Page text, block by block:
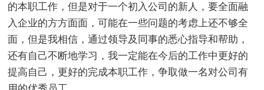
的本职工作，但是对于一个初入公司的新人，要全面融
入企业的方方面面，可能在一些问题的考虑上还不够全
面，但是我相信，通过领导及同事的悉心指导和帮助，
还有自己不断地学习，我一定能在今后的工作中更好的
提高自己，更好的完成本职工作，争取做一名对公司有